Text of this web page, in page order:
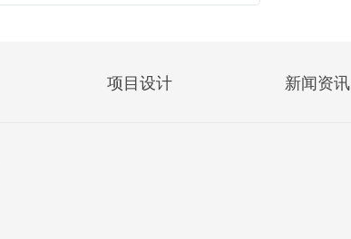
项目设计 新闻资讯